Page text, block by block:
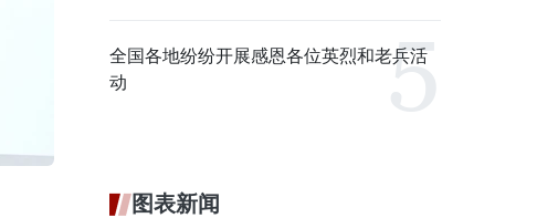
全国各地纷纷开展感恩各位英烈和老兵活
动
图表新闻